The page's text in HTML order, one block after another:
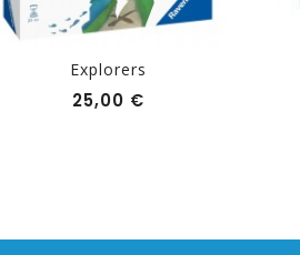
Explorers
25,00 €Prix